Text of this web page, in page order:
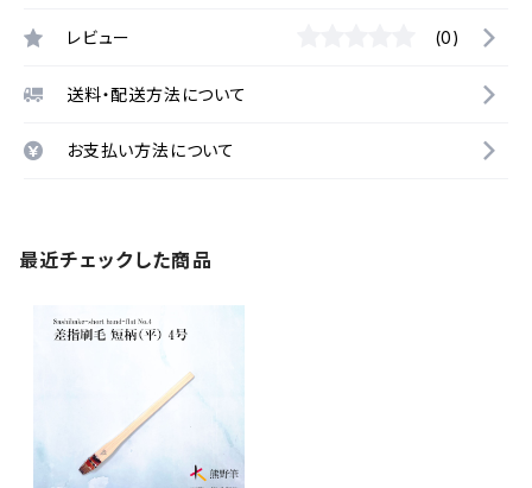
レビュー (0)
送料・配送方法について
お支払い方法について
最近チェックした商品